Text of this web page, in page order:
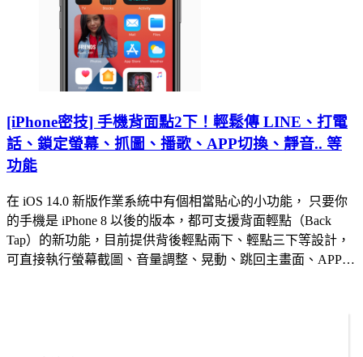
[iPhone密技] 手機背面點2下！輕鬆傳 LINE、打電
話、鎖定螢幕、抓圖、播歌、APP切換、靜音.. 等
功能
在 iOS 14.0 新版作業系統中有個相當貼心的小功能， 只要你
的手機是 iPhone 8 以後的版本，都可支援背面輕點（Back
Tap）的新功能，目前提供背後輕點兩下、輕點三下等設計，
可直接執行螢幕截圖、音量調整、晃動、跳回主畫面、APP…